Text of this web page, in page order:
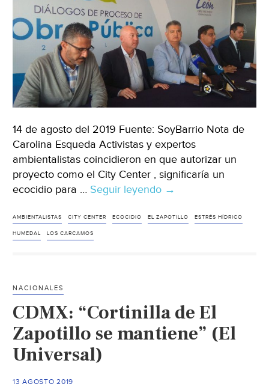
14 de agosto del 2019 Fuente: SoyBarrio Nota de
Carolina Esqueda Activistas y expertos
ambientalistas coincidieron en que autorizar un
proyecto como el City Center , significaría un
ecocidio para … Seguir leyendo Guanajuato:
León
el
Zapotillo,
pero
→
AMBIENTALISTAS CITY CENTER ECOCIDIO EL ZAPOTILLO ESTRÉS HÍDRICO
HUMEDAL LOS CARCAMOS
NACIONALES
CDMX: “Cortinilla de El
Zapotillo se mantiene” (El
Universal)
13 AGOSTO 2019